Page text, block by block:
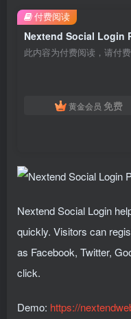
Nextend Social Login
此内容为付费阅读，请付
黄金会员 免费
付费阅读
Nextend Social Login
quickly. Visitors can
as Facebook, Twitter,
click.
Demo: https://